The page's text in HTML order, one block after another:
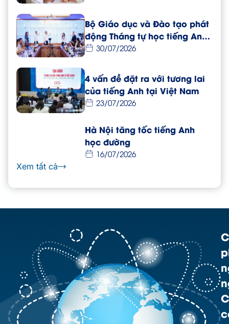
Bộ Giáo dục và Đào tạo phát
động Tháng tự học tiếng Anh
dành cho giáo viên toàn
30/07/2026
4 vấn đề đặt ra với tương lai
của tiếng Anh tại Việt Nam
23/07/2026
Hà Nội tăng tốc tiếng Anh
học đường
16/07/2026
Xem tất cả